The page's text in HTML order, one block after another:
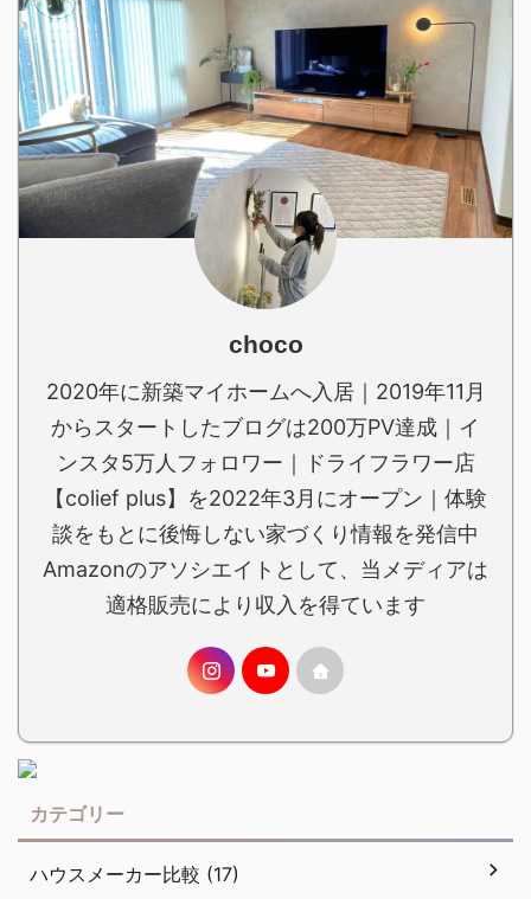
choco
2020年に新築マイホームへ入居｜2019年11月
からスタートしたブログは200万PV達成｜イ
ンスタ5万人フォロワー｜ドライフラワー店
【colief plus】を2022年3月にオープン｜体験
談をもとに後悔しない家づくり情報を発信中
Amazonのアソシエイトとして、当メディアは
適格販売により収入を得ています
カテゴリー
ハウスメーカー比較 (17)